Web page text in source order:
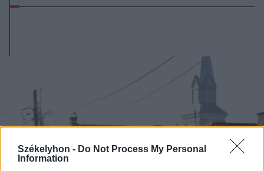
Székelyhon - Do Not Process My Personal
Information